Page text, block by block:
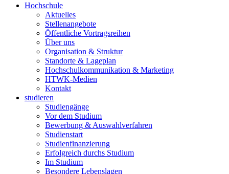
Hochschule
Aktuelles
Stellenangebote
Öffentliche Vortragsreihen
Über uns
Organisation & Struktur
Standorte & Lageplan
Hochschulkommunikation & Marketing
HTWK-Medien
Kontakt
studieren
Studiengänge
Vor dem Studium
Bewerbung & Auswahlverfahren
Studienstart
Studienfinanzierung
Erfolgreich durchs Studium
Im Studium
Besondere Lebenslagen